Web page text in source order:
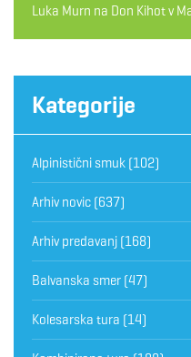
Luka Murn na Don Kihot v
Kategorije
Alpinistični smuk (102)
Arhiv novic (637)
Arhiv predavanj (168)
Balvanska smer (47)
Kolesarska tura (14)